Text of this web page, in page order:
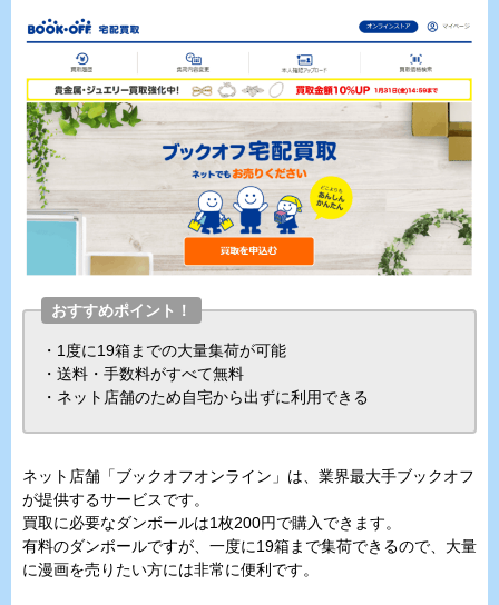
おすすめポイント！
・1度に19箱までの大量集荷が可能
・送料・手数料がすべて無料
・ネット店舗のため自宅から出ずに利用できる
ネット店舗「ブックオフオンライン」は、業界最大手ブックオフ
が提供するサービスです。
買取に必要なダンボールは1枚200円で購入できます。
有料のダンボールですが、一度に19箱まで集荷できるので、大量
に漫画を売りたい方には非常に便利です。